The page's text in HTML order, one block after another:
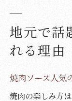
地元で話
れる理由
焼肉ソース人気
焼肉の楽しみ方